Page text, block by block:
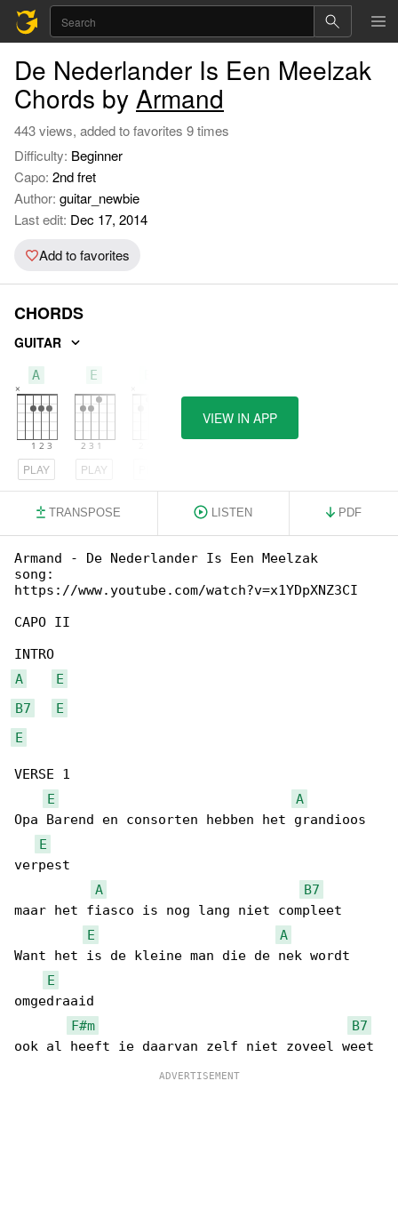
De Nederlander Is Een Meelzak
Chords by Armand
443 views, added to favorites 9 times
Difficulty: Beginner
Capo: 2nd fret
Author: guitar_newbie
Last edit: Dec 17, 2014
Add to favorites
CHORDS
GUITAR
A
PLAY
E
PLAY
VIEW IN APP
TRANSPOSE LISTEN PDF
Armand - De Nederlander Is Een Meelzak
song:
https://www.youtube.com/watch?v=x1YDpXNZ3CI
CAPO II
A
E
B7
E
E
VERSE 1
E
A
Opa Barend en consorten hebben het grandioos
E
verpest
A
B7
maar het fiasco is nog lang niet compleet
E
A
Want het is de kleine man die de nek wordt
E
omgedraaid
F#m
B7